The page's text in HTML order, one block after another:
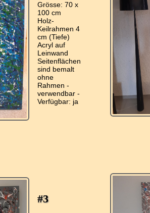
Grösse: 70 x
100 cm
Holz-
Keilrahmen 4
cm (Tiefe)
Acryl auf
Leinwand
Seitenflächen
sind bemalt
ohne
Rahmen -
verwendbar -
#3